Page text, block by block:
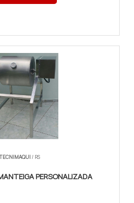
TECNIMAQUI/ RS
PERSONALIZADA